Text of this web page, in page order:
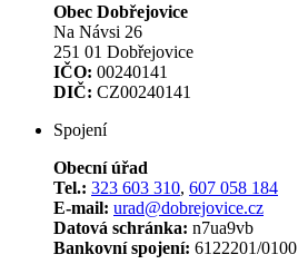
Obec Dobřejovice
Na Návsi 26
251 01 Dobřejovice
IČO: 00240141
DIČ: CZ00240141
Spojení
Obecní úřad
Tel.: 323 603 310, 607 058 184
E-mail: urad@dobrejovice.cz
Datová schránka: n7ua9vb
Bankovní spojení: 6122201/0100